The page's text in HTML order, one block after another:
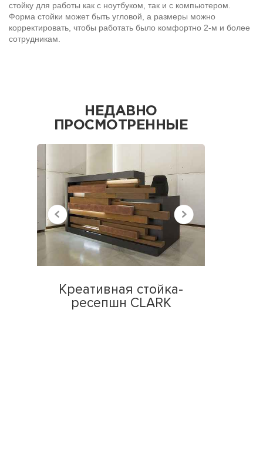
стойку для работы как с ноутбуком, так и с компьютером.
Форма стойки может быть угловой, а размеры можно
корректировать, чтобы работать было комфортно 2-м и более
сотрудникам.
НЕДАВНО
ПРОСМОТРЕННЫЕ
Креативная стойка-
ресепшн CLARK